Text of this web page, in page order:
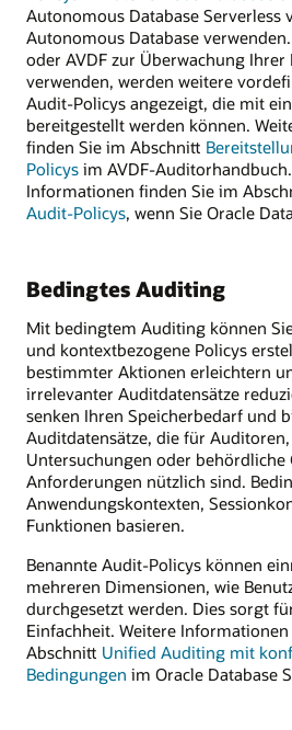
Autonomous Database Serverless
Autonomous Database
oder AVDF zur Überwachung Ihrer
verwenden, werden weitere
Audit-Policys angezeigt, die mit
bereitgestellt werden können.
finden Sie im Abschnitt
Policys im AVDF-
Informationen finden Sie im
Audit-Policys, wenn Sie Oracle
Bedingtes Auditing
Mit bedingtem Auditing können
und kontextbezogene Policys
bestimmter Aktionen erleichtern
irrelevanter Auditdatensätze
senken Ihren Speicherbedarf und
Auditdatensätze, die für
Untersuchungen oder behördliche
Anforderungen nützlich sind.
Anwendungskontexten,
Funktionen basieren.
Benannte Audit-Policys können
mehreren Dimensionen, wie
durchgesetzt werden. Dies sorgt
Einfachheit. Weitere
Abschnitt Unified Auditing mit
Bedingungen im Oracle Database